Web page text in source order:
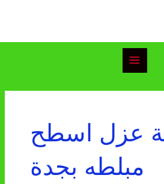
عزل اسطح
مبلطه بجدة